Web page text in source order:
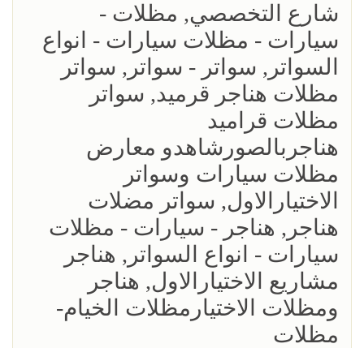
شارع التخصصي, مظلات -
سيارات - مظلات سيارات - انواع
السواتر, سواتر - سواتر, سواتر
مظلات هناجر قرميد, سواتر
مظلات قراميد
هناجربالصورشاهدو معارض
مظلات سيارات وسواتر
الاختيارالاول, سواتر مضلات
هناجر, هناجر - سيارات - مظلات
سيارات - انواع السواتر, هناجر
مشاريع الاختيارالاول, هناجر
ومظلات الاختيارمظلات الخيام-
مظلات